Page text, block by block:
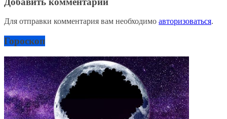
Для отправки комментария вам необходимо авторизоваться.
Гороскоп